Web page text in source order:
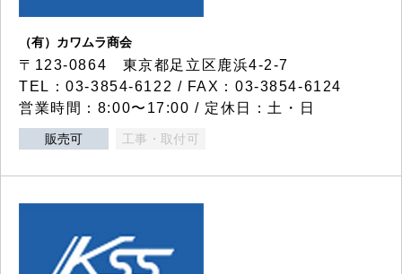
（有）カワムラ商会
〒123-0864 東京都足立区鹿浜4-2-7
TEL：03-3854-6122 / FAX：03-3854-6124
営業時間：8:00〜17:00 / 定休日：土・日
販売可 工事・取付可